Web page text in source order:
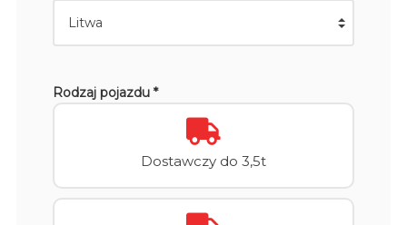
Rodzaj pojazdu *
Dostawczy do 3,5t